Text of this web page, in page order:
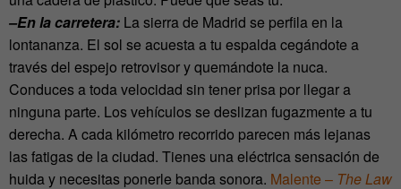
–En la carretera: La sierra de Madrid se perfila en la
lontananza. El sol se acuesta a tu espalda cegándote a
través del espejo retrovisor y quemándote la nuca.
Conduces a toda velocidad sin tener prisa por llegar a
ninguna parte. Los vehículos se deslizan fugazmente a tu
derecha. A cada kilómetro recorrido parecen más lejanas
las fatigas de la ciudad. Tienes una eléctrica sensación de
huida y necesitas ponerle banda sonora. Malente – The Law